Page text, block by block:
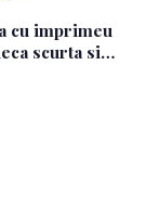
cu imprimeu
scurta si
negru